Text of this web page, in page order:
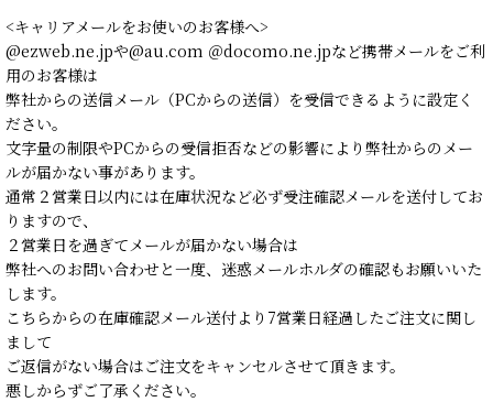
<キャリアメールをお使いのお客様へ>
@ezweb.ne.jpや@au.com ＠docomo.ne.jpなど携帯メールをご利
用のお客様は
弊社からの送信メール（PCからの送信）を受信できるように設定く
ださい。
文字量の制限やPCからの受信拒否などの影響により弊社からのメー
ルが届かない事があります。
通常２営業日以内には在庫状況など必ず受注確認メールを送付してお
りますので、
２営業日を過ぎてメールが届かない場合は
弊社へのお問い合わせと一度、迷惑メールホルダの確認もお願いいた
します。
こちらからの在庫確認メール送付より7営業日経過したご注文に関し
まして
ご返信がない場合はご注文をキャンセルさせて頂きます。
悪しからずご了承ください。